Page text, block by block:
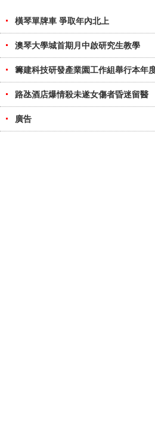
橫琴單牌車 爭取年內北上
澳琴大學城首期月中啟研究生教學
籌建科技研發產業園工作組舉行本年
路氹酒店爆情殺未遂女傷者昏迷留醫
廣告